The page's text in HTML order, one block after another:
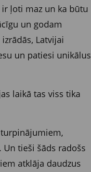
ļoti maz un ka būtu
un godam
Latvijai
un patiesi unikālus
laikā tas viss tika
tieši šāds radošs
atklāja daudzus